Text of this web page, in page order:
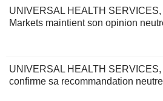
UNIVERSAL HEALTH SERVICES,
Markets maintient son opinion
UNIVERSAL HEALTH
confirme sa recommandation neutre